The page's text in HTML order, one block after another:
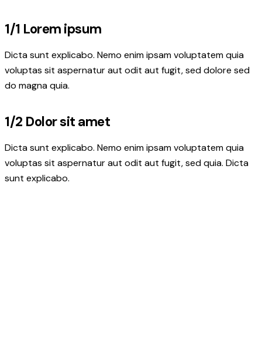
1/1 Lorem ipsum
Dicta sunt explicabo. Nemo enim ipsam voluptatem quia
voluptas sit aspernatur aut odit aut fugit, sed dolore sed
do magna quia.
1/2 Dolor sit amet
Dicta sunt explicabo. Nemo enim ipsam voluptatem quia
voluptas sit aspernatur aut odit aut fugit, sed quia. Dicta
sunt explicabo.